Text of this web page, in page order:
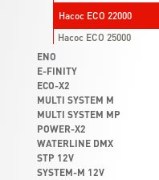
Насос ECO 22000
Насос ECO 25000
ENO
E-FINITY
ECO-X2
MULTI SYSTEM M
MULTI SYSTEM MP
POWER-X2
WATERLINE DMX
STP 12V
SYSTEM-M 12V